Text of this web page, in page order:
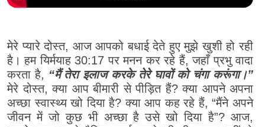
मेरे प्यारे दोस्त, आज आपको बधाई देते हुए मुझे खुशी हो रही
है। हम यिर्मयाह 30:17 पर मनन कर रहे हैं, जहाँ प्रभु वादा
करता है, “मैं तेरा इलाज करके तेरे घावों को चंगा करूंगा।”
मेरे दोस्त, क्या आप बीमारी से पीड़ित हैं? क्या आपने अपना
अच्छा स्वास्थ्य खो दिया है? क्या आप कह रहे हैं, “मैंने अपने
जीवन में जो कुछ भी अच्छा है उसे खो दिया है”? आज,